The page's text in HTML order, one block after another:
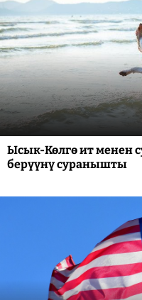
Ысык-Көлгө ит менен
берүүнү суранышты